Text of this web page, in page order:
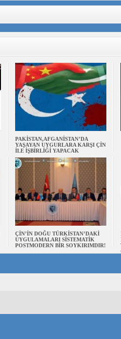
PAKİSTAN,AFGANİSTAN’DA
YAŞAYAN UYGURLARA KARŞI ÇİN
İLE İŞBİRLİĞİ YAPACAK
ÇİN’İN DOĞU TÜRKİSTAN’DAKİ
UYGULAMALARI SİSTEMATİK
POSTMODERN BİR SOYKIRIMDIR!